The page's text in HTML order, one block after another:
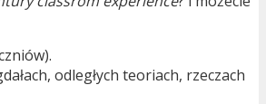
odległych teoriach, rzeczach